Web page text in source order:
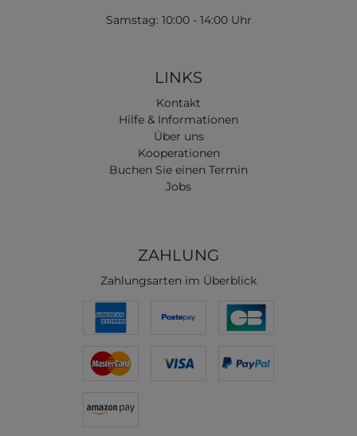
Samstag: 10:00 - 14:00 Uhr
LINKS
Kontakt
Hilfe & Informationen
Über uns
Kooperationen
Buchen Sie einen Termin
Jobs
ZAHLUNG
Zahlungsarten im Überblick